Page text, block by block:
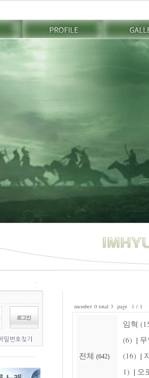
member 0 total 3 page 1 / 1
전체 (642)
임혁
(6) |
(16) |
1) | 오